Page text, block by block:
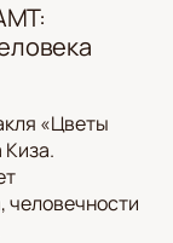
«Цветы
человечности